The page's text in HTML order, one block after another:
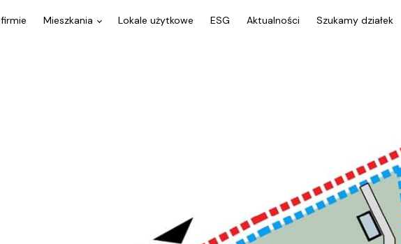
Mieszkania Lokale użytkowe ESG Aktualności Szukamy działek